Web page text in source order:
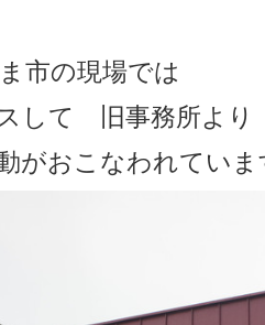
市の現場では
して 旧事務所より
がおこなわれていま